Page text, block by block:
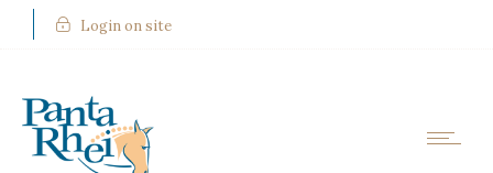
Login on site